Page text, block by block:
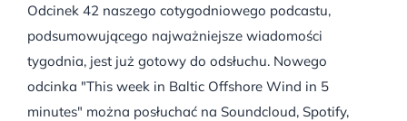
Odcinek 42 naszego cotygodniowego podcastu,
podsumowującego najważniejsze wiadomości
tygodnia, jest już gotowy do odsłuchu. Nowego
odcinka "This week in Baltic Offshore Wind in 5
minutes" można posłuchać na Soundcloud, Spotify,